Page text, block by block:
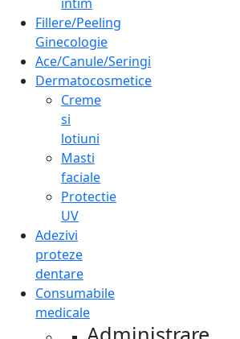
Fillere/Peeling
Ginecologie
Ace/Canule/Seringi
Dermatocosmetice
Creme
si
lotiuni
Masti
faciale
Protectie
UV
Adezivi
proteze
dentare
Consumabile
medicale